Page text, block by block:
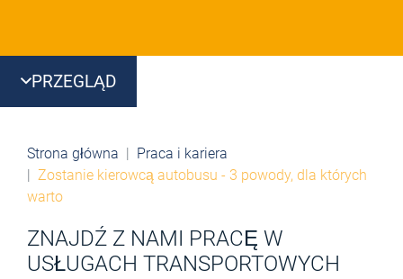
PRZEGLĄD
Strona główna
Praca i kariera
Zostanie kierowcą autobusu - 3 powody, dla których
warto
ZNAJDŹ Z NAMI PRACĘ W
USŁUGACH TRANSPORTOWYCH